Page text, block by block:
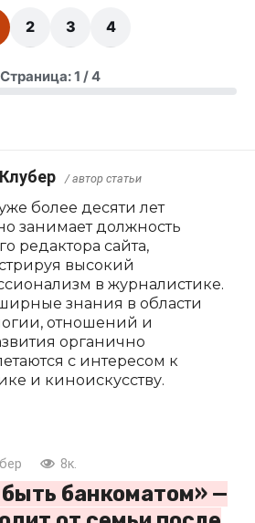
2 3 4
Страница: 1 / 4
/ автор статьи
более десяти лет
занимает должность
редактора сайта,
высокий
в журналистике.
знания в области
отношений и
органично
с интересом к
и киноискусству.
8к.
банкоматом» —